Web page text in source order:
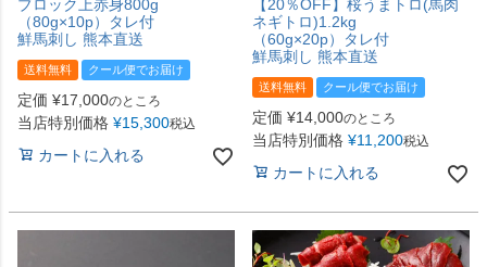
ブロック上赤身800g
（80g×10p）タレ付
鮮馬刺し 熊本直送
送料無料 クール便でお届け
定価 ¥17,000のところ
当店特別価格 ¥15,300税込
カートに入れる
【20％OFF】桜うまトロ(馬肉
ネギトロ)1.2kg
（60g×20p）タレ付
鮮馬刺し 熊本直送
送料無料 クール便でお届け
定価 ¥14,000のところ
当店特別価格 ¥11,200税込
カートに入れる